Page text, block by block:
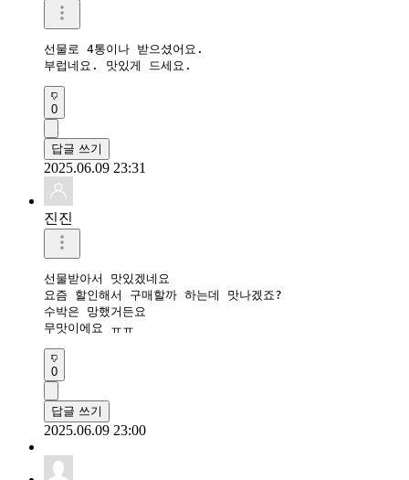
선물로 4통이나 받으셨어요.
부럽네요. 맛있게 드세요.
0
답글 쓰기
2025.06.09 23:31
진진
선물받아서 맛있겠네요
요즘 할인해서 구매할까 하는데 맛나겠죠?
수박은 망했거든요
무맛이에요 ㅠㅠ
0
답글 쓰기
2025.06.09 23:00